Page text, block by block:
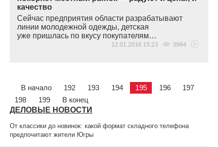
качество
Сейчас предприятия области разрабатывают
линии молодежной одежды, детская
уже пришлась по вкусу покупателям…
12.01.2016 15:23 3994
В начало 192 193 194 195 196
197
198
199 В конец
ДЕЛОВЫЕ НОВОСТИ
От классики до новинок: какой формат складного телефона
предпочитают жители Югры